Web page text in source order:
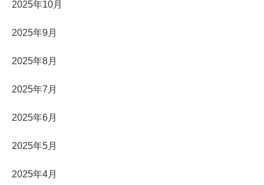
2025年10月
2025年9月
2025年8月
2025年7月
2025年6月
2025年5月
2025年4月